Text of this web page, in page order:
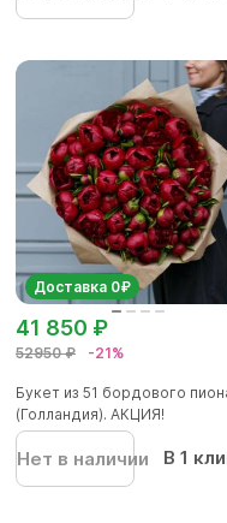
Доставка 0₽
52950 ₽ -21%
41 850 ₽
Букет из 51 бордового
(Голландия). АКЦИЯ!
Нет в наличии В 1